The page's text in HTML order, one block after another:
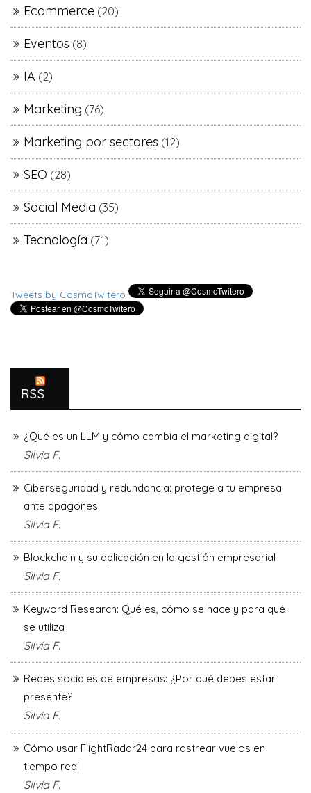
Ecommerce (20)
Eventos (8)
IA (2)
Marketing (76)
Marketing por sectores (12)
SEO (28)
Social Media (35)
Tecnología (71)
Tweets by CosmoTwitero
RSS
¿Qué es un LLM y cómo cambia el marketing digital?
Silvia F.
Ciberseguridad y redundancia: protege a tu empresa
ante apagones
Silvia F.
Blockchain y su aplicación en la gestión empresarial
Silvia F.
Keyword Research: Qué es, cómo se hace y para qué
se utiliza
Silvia F.
Redes sociales de empresas: ¿Por qué debes estar
presente?
Silvia F.
Cómo usar FlightRadar24 para rastrear vuelos en
tiempo real
Silvia F.